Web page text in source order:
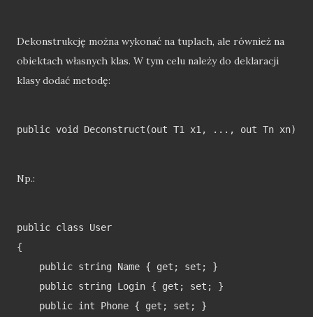
Dekonstrukcję można wykonać na tuplach, ale również na
obiektach własnych klas. W tym celu należy do deklaracji
klasy dodać metodę:
public void Deconstruct(out T1 x1, ..., out Tn xn)
Np.:
public class User
{
    public string Name { get; set; }
    public string Login { get; set; }
    public int Phone { get; set; }